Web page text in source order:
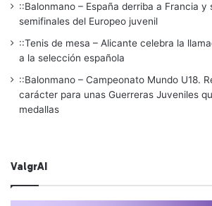
::Balonmano – España derriba a Francia y
semifinales del Europeo juvenil
::Tenis de mesa – Alicante celebra la
a la selección española
::Balonmano – Campeonato Mundo U18.
carácter para unas Guerreras Juveniles
medallas
ValgrAI